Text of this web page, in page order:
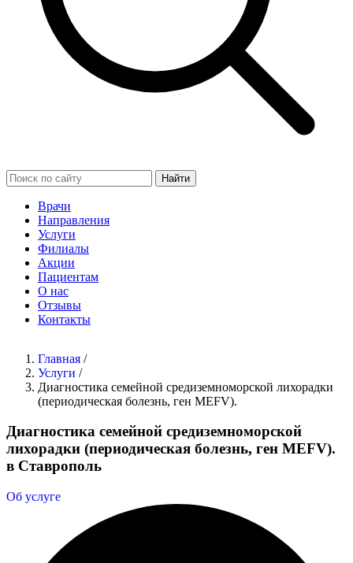
Найти
Врачи
Направления
Услуги
Филиалы
Акции
Пациентам
О нас
Отзывы
Контакты
Главная /
Услуги /
Диагностика семейной средиземноморской лихорадки
(периодическая болезнь, ген MEFV).
Диагностика семейной средиземноморской
лихорадки (периодическая болезнь, ген MEFV).
в Ставрополь
Об услуге